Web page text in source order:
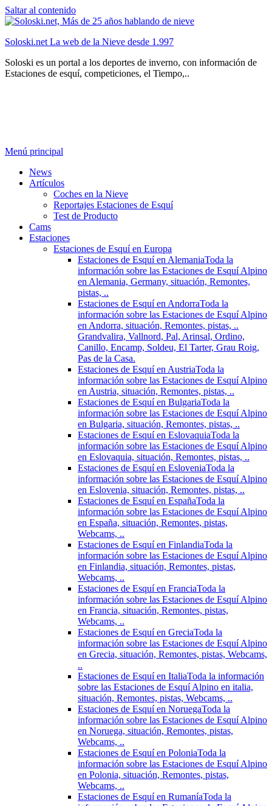
Saltar al contenido
Soloski.net La web de la Nieve desde 1.997
Soloski es un portal a los deportes de inverno, con información de
Estaciones de esquí, competiciones, el Tiempo,..
Menú principal
News
Artículos
Coches en la Nieve
Reportajes Estaciones de Esquí
Test de Producto
Cams
Estaciones
Estaciones de Esquí en Europa
Estaciones de Esquí en AlemaniaToda la
información sobre las Estaciones de Esquí Alpino
en Alemania, Germany, situación, Remontes,
pistas, ..
Estaciones de Esquí en AndorraToda la
información sobre las Estaciones de Esquí Alpino
en Andorra, situación, Remontes, pistas, ..
Grandvalira, Vallnord, Pal, Arinsal, Ordino,
Canillo, Encamp, Soldeu, El Tarter, Grau Roig,
Pas de la Casa.
Estaciones de Esquí en AustriaToda la
información sobre las Estaciones de Esquí Alpino
en Austria, situación, Remontes, pistas, ..
Estaciones de Esquí en BulgariaToda la
información sobre las Estaciones de Esquí Alpino
en Bulgaria, situación, Remontes, pistas, ..
Estaciones de Esquí en EslovaquiaToda la
información sobre las Estaciones de Esquí Alpino
en Eslovaquia, situación, Remontes, pistas, ..
Estaciones de Esquí en EsloveniaToda la
información sobre las Estaciones de Esquí Alpino
en Eslovenia, situación, Remontes, pistas, ..
Estaciones de Esquí en EspañaToda la
información sobre las Estaciones de Esquí Alpino
en España, situación, Remontes, pistas,
Webcams, ..
Estaciones de Esquí en FinlandiaToda la
información sobre las Estaciones de Esquí Alpino
en Finlandia, situación, Remontes, pistas,
Webcams, ..
Estaciones de Esquí en FranciaToda la
información sobre las Estaciones de Esquí Alpino
en Francia, situación, Remontes, pistas,
Webcams, ..
Estaciones de Esquí en GreciaToda la
información sobre las Estaciones de Esquí Alpino
en Grecia, situación, Remontes, pistas, Webcams,
..
Estaciones de Esquí en ItaliaToda la información
sobre las Estaciones de Esquí Alpino en italia,
situación, Remontes, pistas, Webcams, ..
Estaciones de Esquí en NoruegaToda la
información sobre las Estaciones de Esquí Alpino
en Noruega, situación, Remontes, pistas,
Webcams, ..
Estaciones de Esquí en PoloniaToda la
información sobre las Estaciones de Esquí Alpino
en Polonia, situación, Remontes, pistas,
Webcams, ..
Estaciones de Esquí en RumaníaToda la